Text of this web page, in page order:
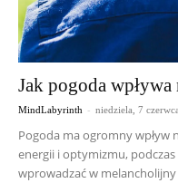
Jak pogoda wpływa
MindLabyrinth - niedziela, 7
Pogoda ma ogromny wpływ
energii i optymizmu,
wprowadzać w